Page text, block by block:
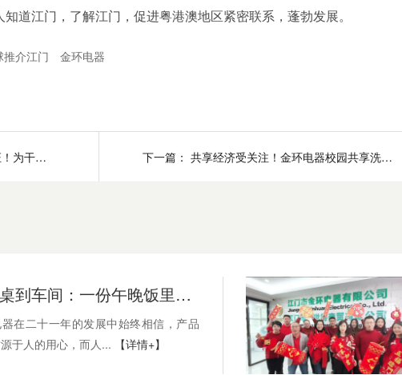
道江门，了解江门，促进粤港澳地区紧密联系，蓬勃发展。
推介江门
金环电器
金环电器获得SAA澳大利亚认证！为干衣机安全性增添砝码 下一篇： 共享经济受关注！金环电器校园共享洗衣机使用模式介绍
从餐桌到车间：一份午晚饭里的制造哲学
在二十一年的发展中始终相信，产品
于人的用心，而人...
【详情+】